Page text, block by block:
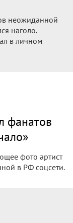
неожиданной
наголо.
в личном
фанатов
фото артист
в РФ соцсети.